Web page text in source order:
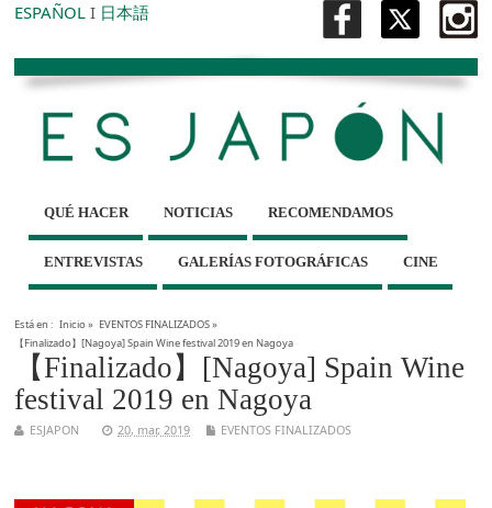
ESPAÑOL I 日本語
QUÉ HACER NOTICIAS RECOMENDAMOS
ENTREVISTAS GALERÍAS FOTOGRÁFICAS CINE
Está en : Inicio» EVENTOS FINALIZADOS»
【Finalizado】[Nagoya] Spain Wine festival 2019 en Nagoya
【Finalizado】[Nagoya] Spain Wine
festival 2019 en Nagoya
ESJAPON 20, mar, 2019 EVENTOS FINALIZADOS